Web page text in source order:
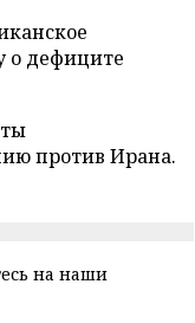
о дефиците
против Ирана.
на наши